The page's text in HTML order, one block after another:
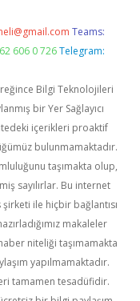
Teams:
606 0 726 Telegram:
Bilgi Teknolojileri
bir Yer Sağlayıcı
içerikleri proaktif
bulunmamaktadır.
taşımakta olup,
sayılırlar. Bu internet
ile hiçbir bağlantısı
makaleler
niteliği taşımamakta
yapılmamaktadır.
tamamen tesadüfidir.